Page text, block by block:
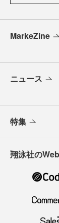
MarkeZine
ニュース
特集
翔泳社の